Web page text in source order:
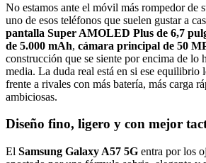
No estamos ante el móvil más rompedor de
uno de esos teléfonos que suelen gustar a
pantalla Super AMOLED Plus de 6,7
de 5.000 mAh, cámara principal de 50
construcción que se siente por encima de lo
media. La duda real está en si ese equilibrio
frente a rivales con más batería, más carga
ambiciosas.
Diseño fino, ligero y con mejor
El Samsung Galaxy A57 5G entra por los